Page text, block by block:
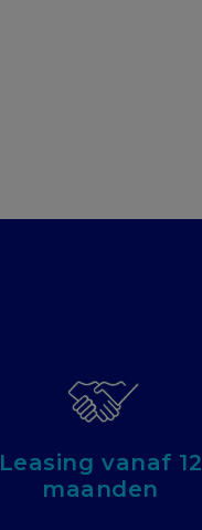
Leasing vanaf 12
maanden